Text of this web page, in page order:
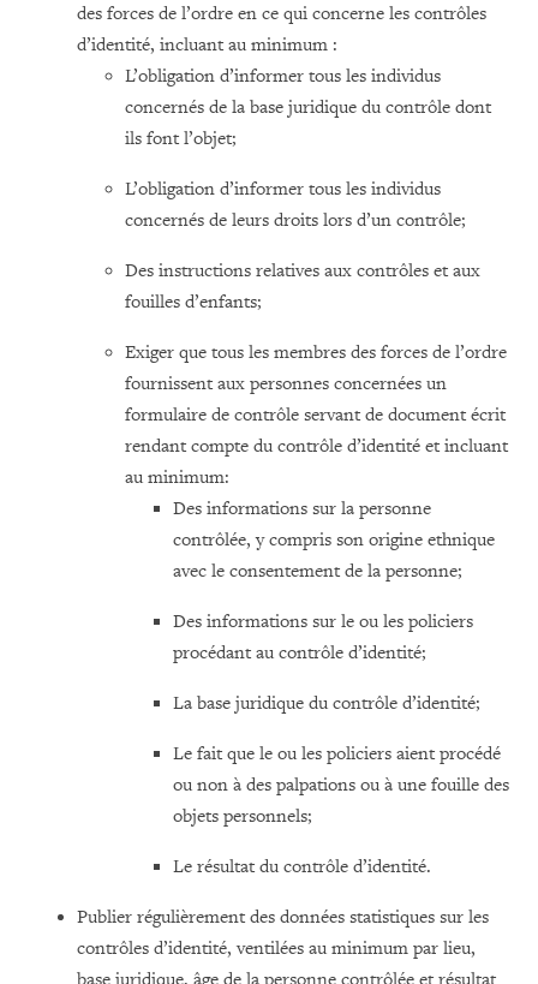
des forces de l’ordre en ce qui concerne les contrôles
d’identité, incluant au minimum :
L’obligation d’informer tous les individus
concernés de la base juridique du contrôle dont
ils font l’objet;
L’obligation d’informer tous les individus
concernés de leurs droits lors d’un contrôle;
Des instructions relatives aux contrôles et aux
fouilles d’enfants;
Exiger que tous les membres des forces de l’ordre
fournissent aux personnes concernées un
formulaire de contrôle servant de document écrit
rendant compte du contrôle d’identité et incluant
au minimum:
Des informations sur la personne
contrôlée, y compris son origine ethnique
avec le consentement de la personne;
Des informations sur le ou les policiers
procédant au contrôle d’identité;
La base juridique du contrôle d’identité;
Le fait que le ou les policiers aient procédé
ou non à des palpations ou à une fouille des
objets personnels;
Le résultat du contrôle d’identité.
Publier régulièrement des données statistiques sur les
contrôles d’identité, ventilées au minimum par lieu,